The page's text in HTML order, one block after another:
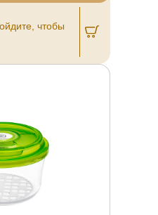
чтобы